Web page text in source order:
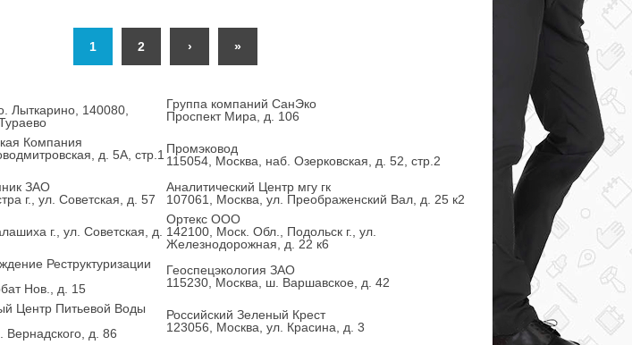
1 2 › »
Лыткарино, 140080,
Группа компаний СанЭко
Проспект Мира, д. 106
Компания
д. 5А, стр.1 Промэковод
115054, Москва, наб. Озерковская, д. 52, стр.2
ЗАО
г., ул. Советская, д. 57
Аналитический Центр мгу гк
107061, Москва, ул. Преображенский Вал, д. 25 к2
г., ул. Советская, д.
Ортекс ООО
142100, Моск. Обл., Подольск г., ул.
Железнодорожная, д. 22 к6
Реструктуризации
Нов., д. 15
Геоспецэкология ЗАО
115230, Москва, ш. Варшавское, д. 42
Центр Питьевой Воды
Вернадского, д. 86
Российский Зеленый Крест
123056, Москва, ул. Красина, д. 3